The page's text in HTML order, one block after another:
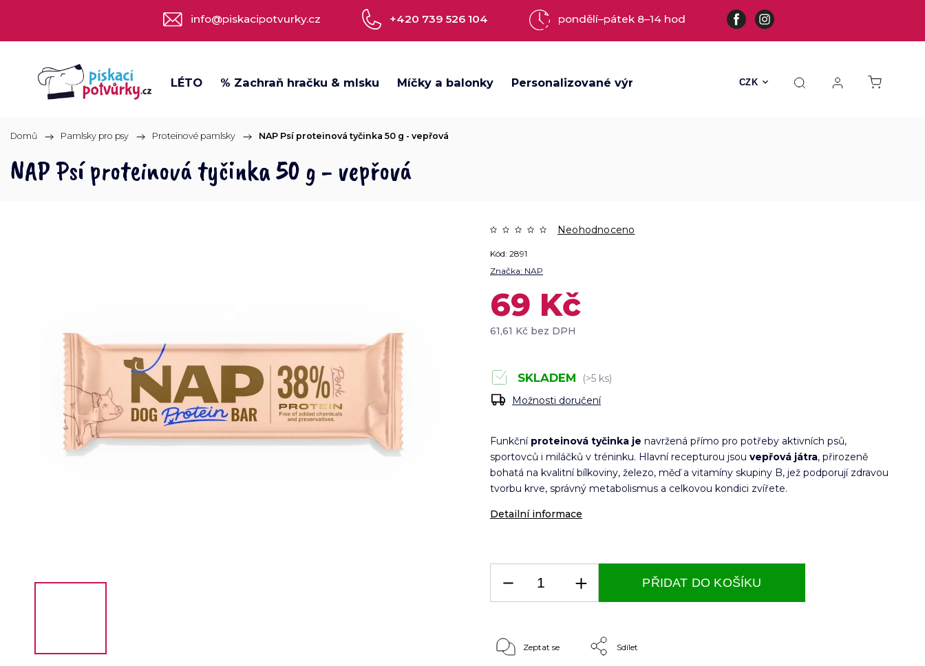
+420 739 526 104
info@piskacipotvurky.cz pondělí–pátek 8–14 hod
CZK
LÉTO % Zachraň hračku & mlsku Míčky a balonky Personalizované výrobky Všechny hračky Hračky s kožešinou
Domů / Pamlsky pro psy / Proteinové pamlsky / NAP Psí proteinová tyčinka 50 g - vepřová
NAP Psí proteinová tyčinka 50 g - vepřová
Značka: NAP
Neohodnoceno
69 Kč
61,61 Kč bez DPH
Kód: 2891
Funkční proteinová tyčinka je navržená přímo pro potřeby aktivních psů,
sportovců i miláčků v tréninku. Hlavní recepturou jsou vepřová játra, přirozeně
bohatá na kvalitní bílkoviny, železo, měď a vitamíny skupiny B, jež podporují zdravou
tvorbu krve, správný metabolismus a celkovou kondici zvířete.
Detailní informace
SKLADEM
(>5 ks)
Možnosti doručení
PŘIDAT DO KOŠÍKU
Zeptat se Sdílet